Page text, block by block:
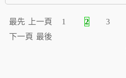
最先 上一頁 1 2 3
下一頁 最後